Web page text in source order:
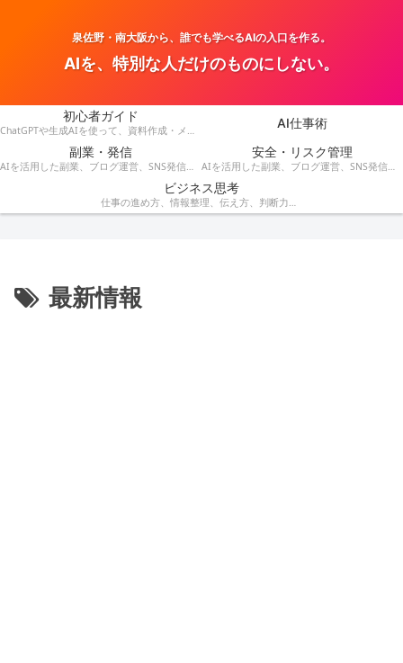
泉佐野・南大阪から、誰でも学べるAIの入口を作る。
AIを、特別な人だけのものにしない。
初心者ガイド
ChatGPTや生成AIを使って、資料作成・メール・会議・業務改善を効率化する方法を紹介します。
AI仕事術
副業・発信
AIを活用した副業、ブログ運営、SNS発信、収益化のアイデアを発信します。
安全・リスク管理
AIを活用した副業、ブログ運営、SNS発信、コンテンツ作成、収益化の方法を紹介します。
ビジネス思考
仕事の進め方、情報整理、伝え方、判断力など、AI時代に役立つビジネス思考を解説します。
最新情報